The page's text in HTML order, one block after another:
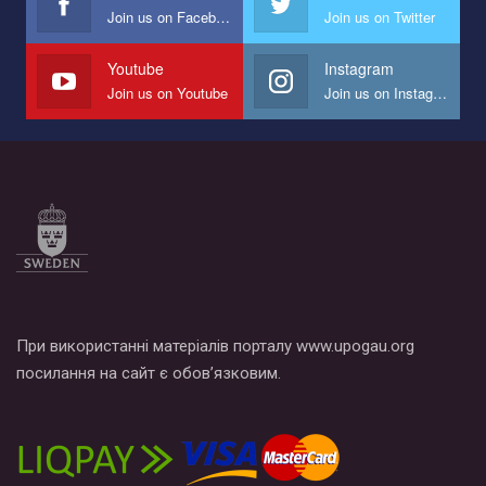
Мы просим вас поддержать нас и помочь нам реализовать
наш план по борьбе с насилием и дискриминацией на почве
СОГИ в Украине.
Все, что вам нужно сделать - это зайти на наш канал YouTube
по этой ссылке и поставить лайк под видео.
Join us on Facebook Join us on Twitter
Youtube
Join us on Youtube
Instagram
Join us on Instagram
При використанні матеріалів порталу www.upogau.org
посилання на сайт є обов’язковим.